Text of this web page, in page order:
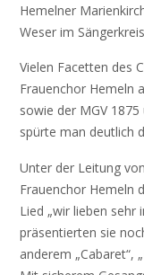
Hemelner
Weser im
Vielen Facetten des
Frauenchor Hemeln
sowie der MGV
spürte man deutlich
Unter der Leitung
Frauenchor Hemeln
Lied „wir lieben sehr
präsentierten sie
anderem „Cabaret“,